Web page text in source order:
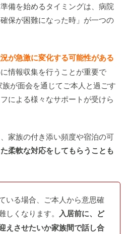
備を始めるタイミングは、病院
保が困難になった時」が一つの
が急激に変化する可能性がある
情報収集を行うことが重要で
が面会を通じてご本人と過ごす
による様々なサポートが受けら
家族の付き添い頻度や宿泊の可
柔軟な対応をしてもらうことも
いる場合、ご本人から意思確
しくなります。 入居前に、ど
えさせたいか家族間で話し合